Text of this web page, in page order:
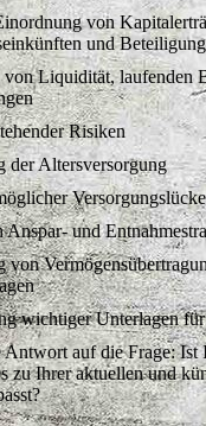
von
und
von Liquidität, laufenden
Risiken
der Altersversorgung
Anspar- und
von
wichtiger Unterlagen
Antwort auf die Frage: Ist
zu Ihrer aktuellen und